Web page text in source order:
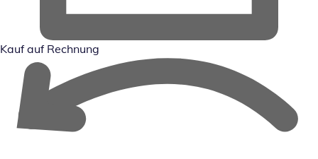
Kauf auf Rechnung